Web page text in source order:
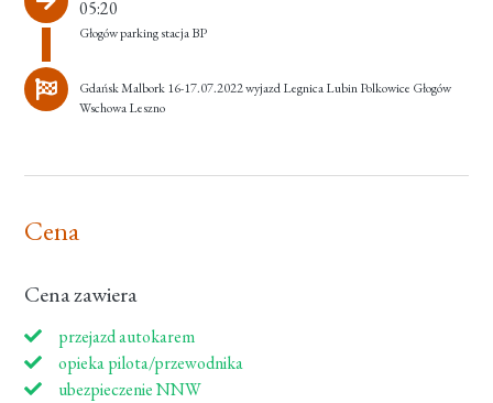
05:20
Głogów parking stacja BP
Gdańsk Malbork 16-17.07.2022 wyjazd Legnica Lubin Polkowice Głogów
Wschowa Leszno
Cena
Cena zawiera
przejazd autokarem
opieka pilota/przewodnika
ubezpieczenie NNW